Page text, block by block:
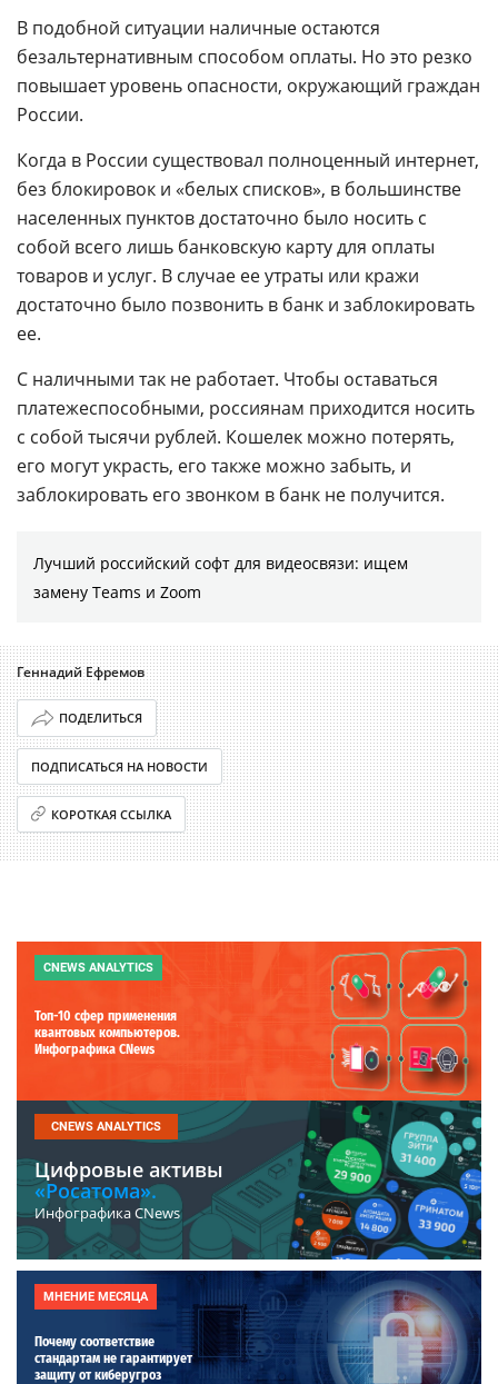
В подобной ситуации наличные остаются
безальтернативным способом оплаты. Но это резко
повышает уровень опасности, окружающий граждан
России.
Когда в России существовал полноценный интернет,
без блокировок и «белых списков», в большинстве
населенных пунктов достаточно было носить с
собой всего лишь банковскую карту для оплаты
товаров и услуг. В случае ее утраты или кражи
достаточно было позвонить в банк и заблокировать
ее.
С наличными так не работает. Чтобы оставаться
платежеспособными, россиянам приходится носить
с собой тысячи рублей. Кошелек можно потерять,
его могут украсть, его также можно забыть, и
заблокировать его звонком в банк не получится.
Лучший российский софт для видеосвязи: ищем
замену Teams и Zoom
Геннадий Ефремов
ПОДЕЛИТЬСЯ
ПОДПИСАТЬСЯ НА НОВОСТИ
КОРОТКАЯ ССЫЛКА
CNEWS ANALYTICS
Топ-10 сфер применения
квантовых компьютеров.
Инфографика CNews
CNEWS ANALYTICS
Цифровые активы
«Росатома».
Инфографика CNews
МНЕНИЕ МЕСЯЦА
Почему соответствие
стандартам не гарантирует
защиту от киберугроз